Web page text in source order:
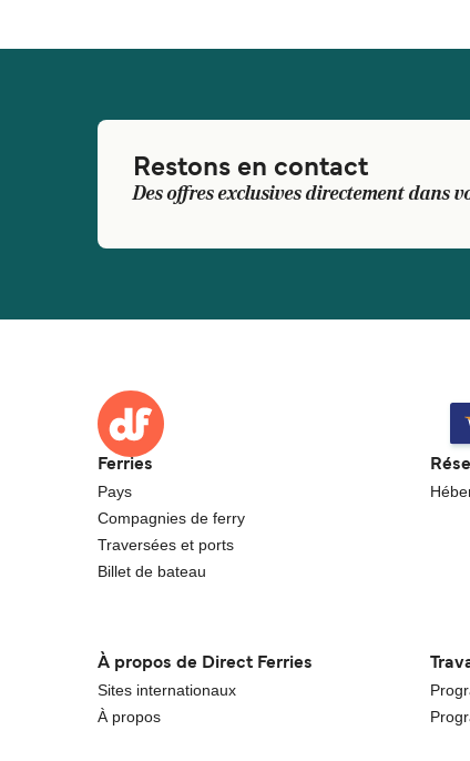
Restons en contact
Des offres exclusives directement dans
Ferries
Pays
Compagnies de ferry
Traversées et ports
Billet de bateau
À propos de Direct Ferries
Sites internationaux
À propos